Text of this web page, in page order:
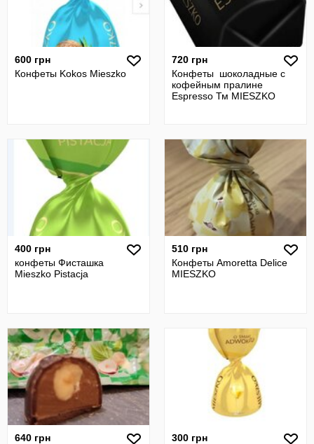
600 грн
Конфеты Kokos Mieszko
720 грн
Конфеты шоколадные с
кофейным пралине
Espresso Тм MIESZKO
400 грн
конфеты Фисташка
Mieszko Pistacja
510 грн
Конфеты Amoretta Delice
MIESZKO
640 грн
300 грн